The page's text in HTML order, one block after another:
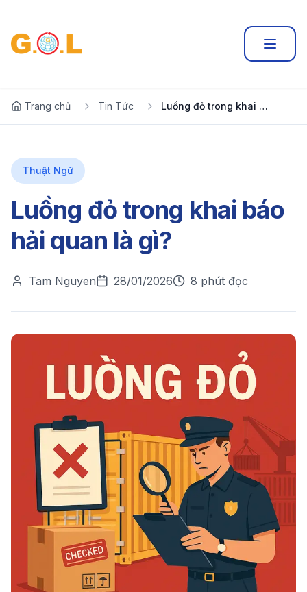
Trang chủ Tin Tức Luồng đỏ trong khai báo hải quan là gì?
Thuật Ngữ
Luồng đỏ trong khai báo
hải quan là gì?
Tam Nguyen 28/01/2026 8 phút đọc